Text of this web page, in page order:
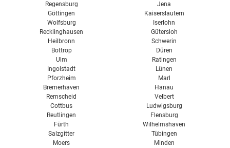
Regensburg
Göttingen
Wolfsburg
Recklinghausen
Heilbronn
Bottrop
Ulm
Ingolstadt
Pforzheim
Bremerhaven
Remscheid
Cottbus
Reutlingen
Fürth
Salzgitter
Moers
Jena
Kaiserslautern
Iserlohn
Gütersloh
Schwerin
Düren
Ratingen
Lünen
Marl
Hanau
Velbert
Ludwigsburg
Flensburg
Wilhelmshaven
Tübingen
Minden